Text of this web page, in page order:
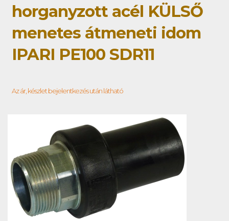
horganyzott acél KÜLSŐ
menetes átmeneti idom
IPARI PE100 SDR11
Az ár, készlet bejelentkezés után látható